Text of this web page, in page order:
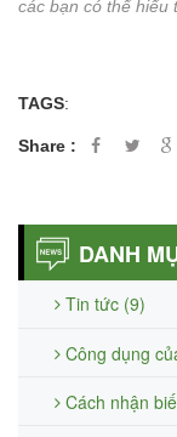
các bạn có thể hiểu
TAGS:
Share :
DANH
Tin tức (9)
Công dụng
Cách nhận